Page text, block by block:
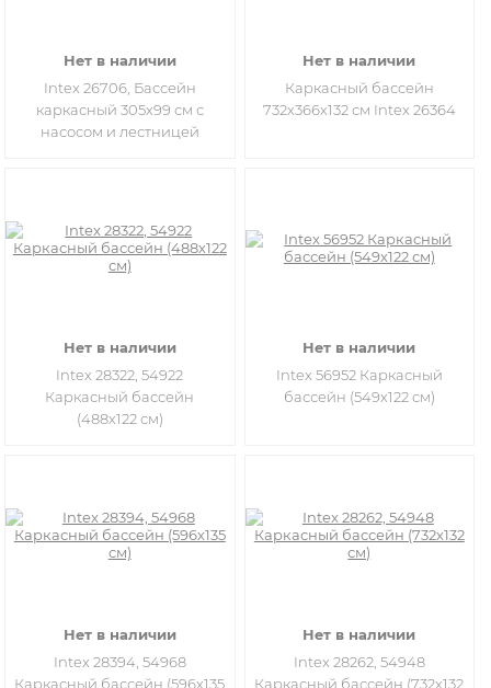
Нет в наличии
Intex 26706, Бассейн
каркасный 305х99 см с
насосом и лестницей
Нет в наличии
Каркасный бассейн
732х366х132 см Intex 26364
Нет в наличии
Intex 28322, 54922
Каркасный бассейн
(488х122 см)
Нет в наличии
Intex 56952 Каркасный
бассейн (549х122 см)
Нет в наличии
Intex 28394, 54968
Каркасный бассейн (596х135
Нет в наличии
Intex 28262, 54948
Каркасный бассейн (732х132